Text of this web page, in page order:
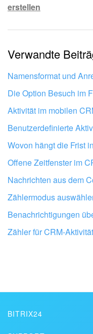
Mir gefällt nicht, wie
Lassen Sie
erstellen
Verwandte
Namensformat und
Die Option Besuch im
Aktivität im mobilen
Benutzerdefinierte
Wovon hängt die Frist
Offene Zeitfenster im
Nachrichten aus dem
Zählermodus
Benachrichtigungen
Zähler für CRM-
BITRIX24